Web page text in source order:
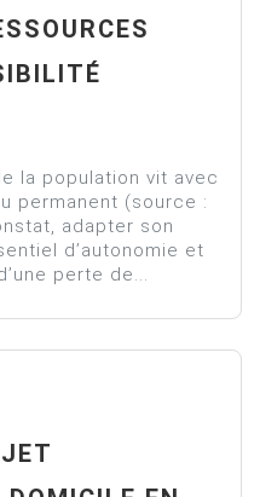
la population vit avec
permanent (source :
adapter son
d’autonomie et
perte de...